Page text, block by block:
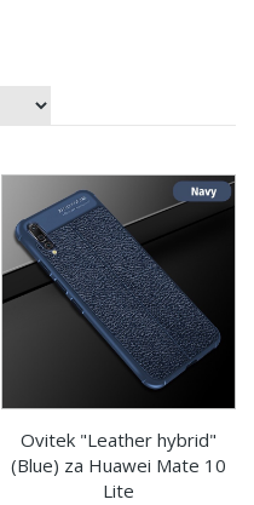
Ovitek "Leather hybrid"
(Blue) za Huawei Mate 10
Lite